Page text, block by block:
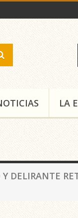
LA
DELIRANTE